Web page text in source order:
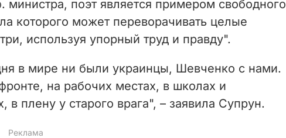
министра, поэт является примером свободного
которого может переворачивать целые
используя упорный труд и правду".
в мире ни были украинцы, Шевченко с нами.
на рабочих местах, в школах и
в плену у старого врага", – заявила Супрун.